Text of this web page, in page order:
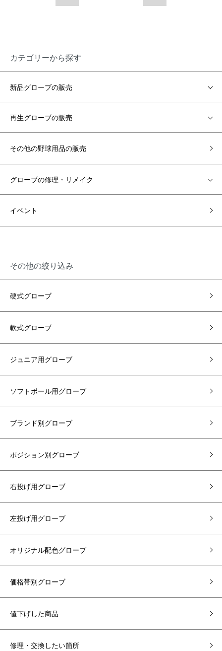
カテゴリーから探す
新品グローブの販売
再生グローブの販売
その他の野球用品の販売
グローブの修理・リメイク
イベント
その他の絞り込み
硬式グローブ
軟式グローブ
ジュニア用グローブ
ソフトボール用グローブ
ブランド別グローブ
ポジション別グローブ
右投げ用グローブ
左投げ用グローブ
オリジナル配色グローブ
価格帯別グローブ
値下げした商品
修理・交換したい箇所